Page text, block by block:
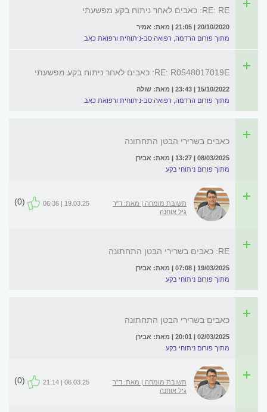
RE: RE: כאבים לאחר ניתוח בקע מפשעתי
20/10/2020 | 21:05 | מאת: אמיר
מתוך פורום הרדמה, רפואה סב-ניתוחית ורפואת כאב
RE: R0548017019E: כאבים לאחר ניתוח בקע מפשעתי
15/10/2022 | 23:43 | מאת: שולה
מתוך פורום הרדמה, רפואה סב-ניתוחית ורפואת כאב
כאבים בשרירי הבטן התחתונה
08/03/2025 | 13:27 | מאת: אבירן
מתוך פורום ניתוחי בקע
תשובת מומחה | מאת: ד"ר
גיל אוחנה
19.03.25 | 06:36
(0)
RE: כאבים בשרירי הבטן התחתונה
19/03/2025 | 07:08 | מאת: אבירן
מתוך פורום ניתוחי בקע
כאבים בשרירי הבטן התחתונה
02/03/2025 | 20:01 | מאת: אבירן
מתוך פורום ניתוחי בקע
תשובת מומחה | מאת: ד"ר
גיל אוחנה
06.03.25 | 21:14
(0)